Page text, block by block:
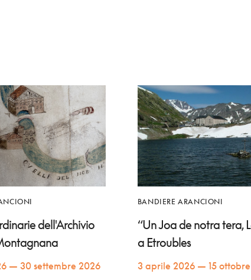
dell'Archivio
— 30 settembre 2026
BANDIERE ARANCIONI
“Un Joa de notra tera,
a Etroubles
3 aprile 2026 — 15